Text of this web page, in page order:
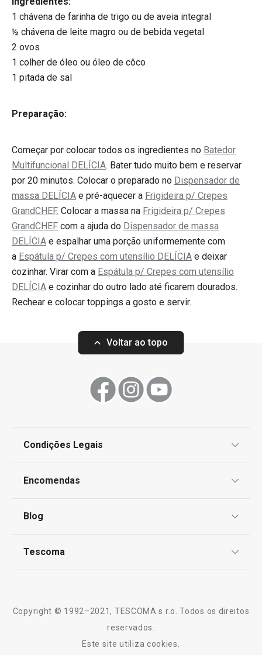
1 chávena de farinha de trigo ou de aveia integral
½ chávena de leite magro ou de bebida vegetal
2 ovos
1 colher de óleo ou óleo de côco
1 pitada de sal
Preparação:
Começar por colocar todos os ingredientes no Batedor
Multifuncional DELÍCIA. Bater tudo muito bem e reservar
por 20 minutos. Colocar o preparado no Dispensador de
massa DELÍCIA e pré-aquecer a Frigideira p/ Crepes
GrandCHEF. Colocar a massa na Frigideira p/ Crepes
GrandCHEF com a ajuda do Dispensador de massa
DELÍCIA e espalhar uma porção uniformemente com
a Espátula p/ Crepes com utensílio DELÍCIA e deixar
cozinhar. Virar com a Espátula p/ Crepes com utensílio
DELÍCIA e cozinhar do outro lado até ficarem dourados.
Rechear e colocar toppings a gosto e servir.
Voltar ao topo
Condições Legais
Livro de Reclamações
Encomendas
Perguntas Frequentes
Blog
Tescoma
Copyright © 1992–2021, TESCOMA s.r.o. Todos os direitos
reservados.
Este site utiliza cookies.